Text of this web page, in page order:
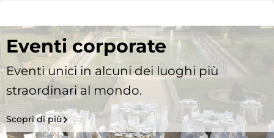
Eventi corporate
Eventi unici in alcuni dei luoghi più
straordinari al mondo.
Scopri di più